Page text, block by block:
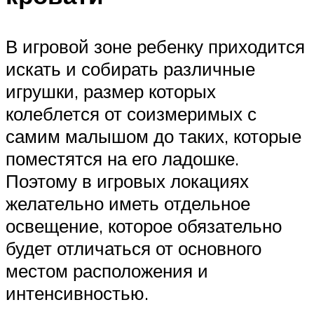
В игровой зоне ребенку приходится
искать и собирать различные
игрушки, размер которых
колеблется от соизмеримых с
самим малышом до таких, которые
поместятся на его ладошке.
Поэтому в игровых локациях
желательно иметь отдельное
освещение, которое обязательно
будет отличаться от основного
местом расположения и
интенсивностью.